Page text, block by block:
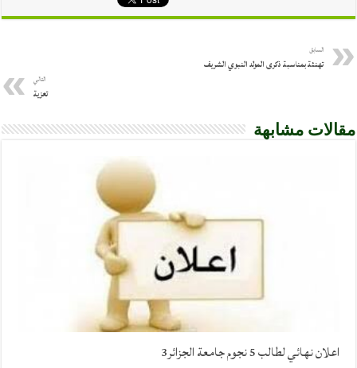
السابق
تهنئة بمناسبة ذكرى المولد النبوي الشريف
التالي
تعزية
مقالات مشابهة
اعلان نهائي لطالب 5 نجوم جامعة الجزائر3